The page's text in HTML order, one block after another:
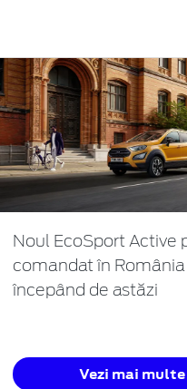
Noul EcoSport Active
comandat în România
începând de astăzi
Vezi mai multe